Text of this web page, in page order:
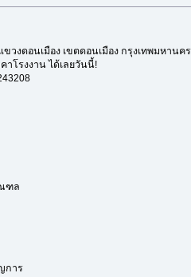
วงดอนเมือง เขตดอนเมือง กรุงเทพมหานค
าโรงงาน ได้เลยวันนี้!
ฑล
การ